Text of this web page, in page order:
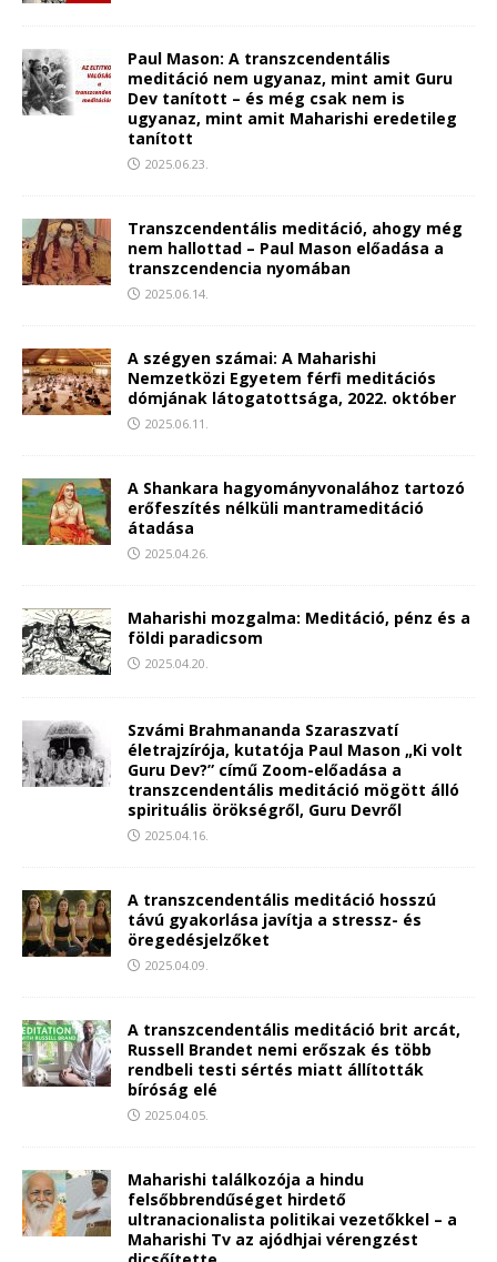
Paul Mason: A transzcendentális
meditáció nem ugyanaz, mint amit Guru
Dev tanított – és még csak nem is
ugyanaz, mint amit Maharishi eredetileg
tanított
2025.06.23.
Transzcendentális meditáció, ahogy még
nem hallottad – Paul Mason előadása a
transzcendencia nyomában
2025.06.14.
A szégyen számai: A Maharishi
Nemzetközi Egyetem férfi meditációs
dómjának látogatottsága, 2022. október
2025.06.11.
A Shankara hagyományvonalához tartozó
erőfeszítés nélküli mantrameditáció
átadása
2025.04.26.
Maharishi mozgalma: Meditáció, pénz és a
földi paradicsom
2025.04.20.
Szvámi Brahmananda Szaraszvatí
életrajzírója, kutatója Paul Mason „Ki volt
Guru Dev?” című Zoom-előadása a
transzcendentális meditáció mögött álló
spirituális örökségről, Guru Devről
2025.04.16.
A transzcendentális meditáció hosszú
távú gyakorlása javítja a stressz- és
öregedésjelzőket
2025.04.09.
A transzcendentális meditáció brit arcát,
Russell Brandet nemi erőszak és több
rendbeli testi sértés miatt állították
bíróság elé
2025.04.05.
Maharishi találkozója a hindu
felsőbbrendűséget hirdető
ultranacionalista politikai vezetőkkel – a
Maharishi Tv az ajódhjai vérengzést